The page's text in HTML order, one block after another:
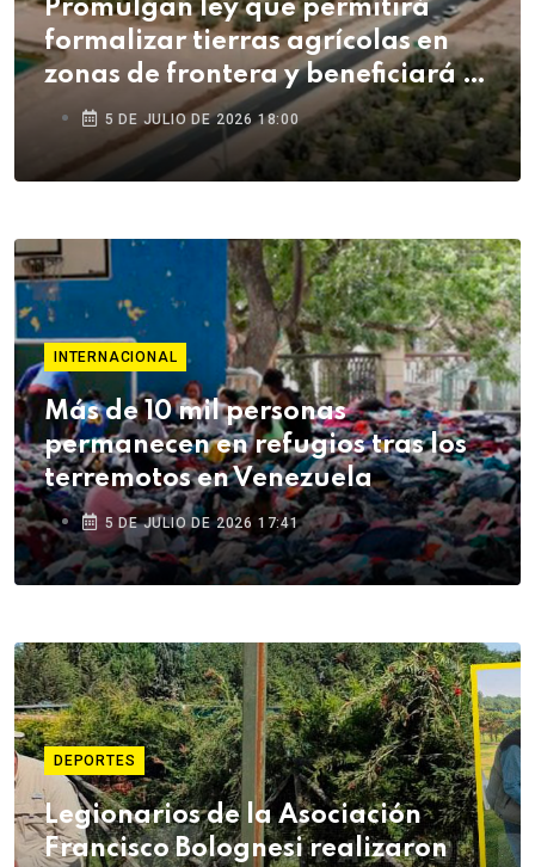
Promulgan ley que permitirá
formalizar tierras agrícolas en
zonas de frontera y beneficiará a
agricultores de Tacna
5 DE JULIO DE 2026 18:00
INTERNACIONAL
Más de 10 mil personas
permanecen en refugios tras los
terremotos en Venezuela
5 DE JULIO DE 2026 17:41
DEPORTES
Legionarios de la Asociación
Francisco Bolognesi realizaron